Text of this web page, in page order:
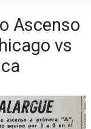
Ascenso
vs